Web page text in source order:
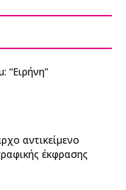
“Ειρήνη”
αντικείμενο
έκφρασης